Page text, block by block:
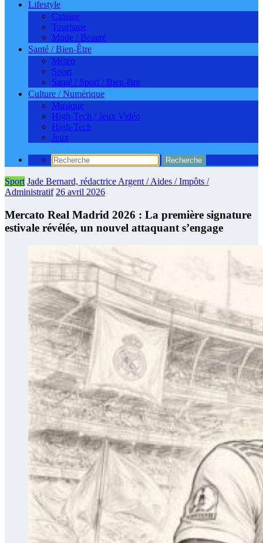
Lifestyle
Cuisine
Tourisme
Mode / Beauté
Santé / Bien-Être
Météo
Sport
Santé / Sport / Bien-être
Culture / Numérique
Musique
High-Tech / Jeux Vidéo
High-Tech
Jeux
Sport Jade Bernard, rédactrice Argent / Aides / Impôts /
Administratif 26 avril 2026
Mercato Real Madrid 2026 : La première signature
estivale révélée, un nouvel attaquant s’engage